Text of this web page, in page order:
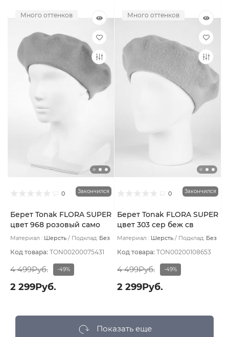
Много оттенков
0 Закончился
Берет Tonak FLORA SUPER
цвет 968 розовый само
Материал : Шерсть Подклад: Без
Код товара: TON00200075431
4 499Руб. -49%
2 299Руб.
Много оттенков
0 Закончился
Берет Tonak FLORA SUPER
цвет 303 сер беж св
Материал : Шерсть Подклад: Без
Код товара: TON00200108653
4 499Руб. -49%
2 299Руб.
Показать еще